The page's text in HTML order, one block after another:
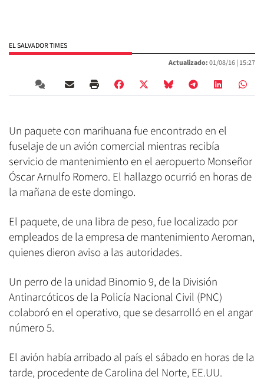
EL SALVADOR TIMES
Actualizado:01/08/16 | 15:27
Un paquete con marihuana fue encontrado en el
fuselaje de un avión comercial mientras recibía
servicio de mantenimiento en el aeropuerto Monseñor
Óscar Arnulfo Romero. El hallazgo ocurrió en horas de
la mañana de este domingo.
El paquete, de una libra de peso, fue localizado por
empleados de la empresa de mantenimiento Aeroman,
quienes dieron aviso a las autoridades.
Un perro de la unidad Binomio 9, de la División
Antinarcóticos de la Policía Nacional Civil (PNC)
colaboró en el operativo, que se desarrolló en el angar
número 5.
El avión había arribado al país el sábado en horas de la
tarde, procedente de Carolina del Norte, EE.UU.